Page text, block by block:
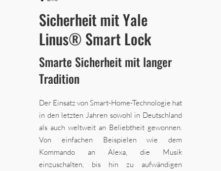
Sicherheit mit Yale
Linus® Smart Lock
Smarte Sicherheit mit langer
Tradition
Der Einsatz von Smart-Home-Technologie hat
in den letzten Jahren sowohl in Deutschland
als auch weltweit an Beliebtheit gewonnen.
Von einfachen Beispielen wie dem
Kommando an Alexa, die Musik
einzuschalten, bis hin zu aufwändigen